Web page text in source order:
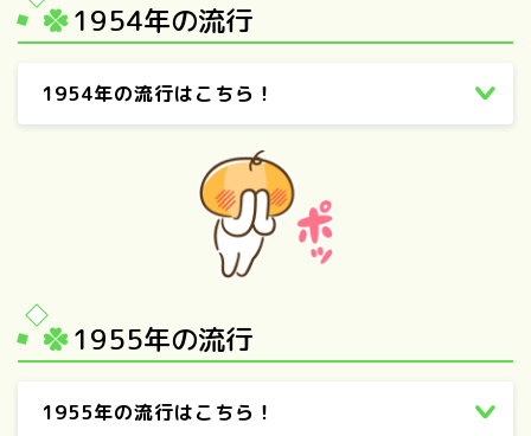
1954年の流行
1954年の流行はこちら！
1955年の流行
1955年の流行はこちら！